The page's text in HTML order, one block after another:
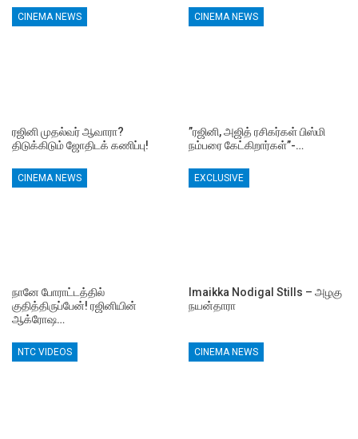
CINEMA NEWS
ரஜினி முதல்வர் ஆவாரா?
திடுக்கிடும் ஜோதிடக் கணிப்பு!
CINEMA NEWS
”ரஜினி, அஜித் ரசிகர்கள் பிஸ்மி
நம்பரை கேட்கிறார்கள்”-…
CINEMA NEWS
நானே போராட்டத்தில்
குதித்திருப்பேன்! ரஜினியின்
ஆக்ரோஷ…
EXCLUSIVE
Imaikka Nodigal Stills – அழகு
நயன்தாரா
NTC VIDEOS CINEMA NEWS